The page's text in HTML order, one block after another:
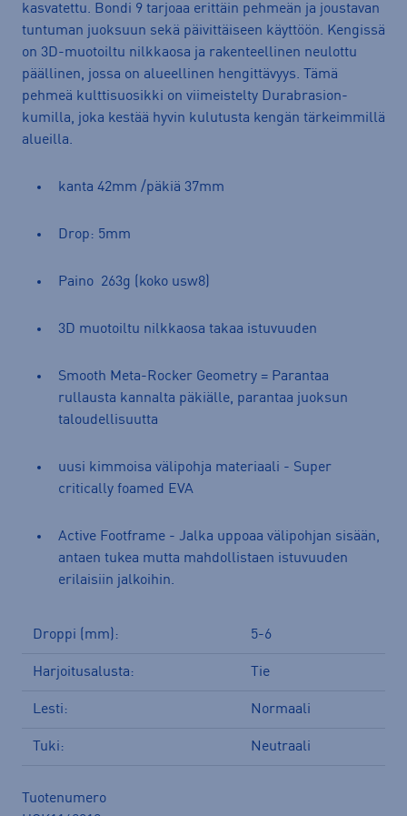
kasvatettu. Bondi 9 tarjoaa erittäin pehmeän ja joustavan
tuntuman juoksuun sekä päivittäiseen käyttöön. Kengissä
on 3D-muotoiltu nilkkaosa ja rakenteellinen neulottu
päällinen, jossa on alueellinen hengittävyys. Tämä
pehmeä kulttisuosikki on viimeistelty Durabrasion-
kumilla, joka kestää hyvin kulutusta kengän tärkeimmillä
alueilla.
kanta 42mm /päkiä 37mm
Drop: 5mm
Paino 263g (koko usw8)
3D muotoiltu nilkkaosa takaa istuvuuden
Smooth Meta-Rocker Geometry = Parantaa
rullausta kannalta päkiälle, parantaa juoksun
taloudellisuutta
uusi kimmoisa välipohja materiaali - Super
critically foamed EVA
Active Footframe - Jalka uppoaa välipohjan sisään,
antaen tukea mutta mahdollistaen istuvuuden
erilaisiin jalkoihin.
Droppi (mm): 5-6
Harjoitusalusta: Tie
Lesti: Normaali
Tuki: Neutraali
Tuotenumero